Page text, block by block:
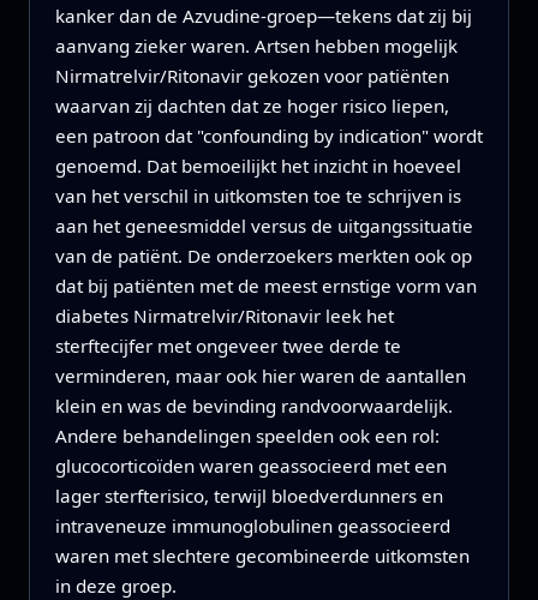
kanker dan de Azvudine-groep—tekens dat zij bij
aanvang zieker waren. Artsen hebben mogelijk
Nirmatrelvir/Ritonavir gekozen voor patiënten
waarvan zij dachten dat ze hoger risico liepen,
een patroon dat "confounding by indication" wordt
genoemd. Dat bemoeilijkt het inzicht in hoeveel
van het verschil in uitkomsten toe te schrijven is
aan het geneesmiddel versus de uitgangssituatie
van de patiënt. De onderzoekers merkten ook op
dat bij patiënten met de meest ernstige vorm van
diabetes Nirmatrelvir/Ritonavir leek het
sterftecijfer met ongeveer twee derde te
verminderen, maar ook hier waren de aantallen
klein en was de bevinding randvoorwaardelijk.
Andere behandelingen speelden ook een rol:
glucocorticoïden waren geassocieerd met een
lager sterfterisico, terwijl bloedverdunners en
intraveneuze immunoglobulinen geassocieerd
waren met slechtere gecombineerde uitkomsten
in deze groep.